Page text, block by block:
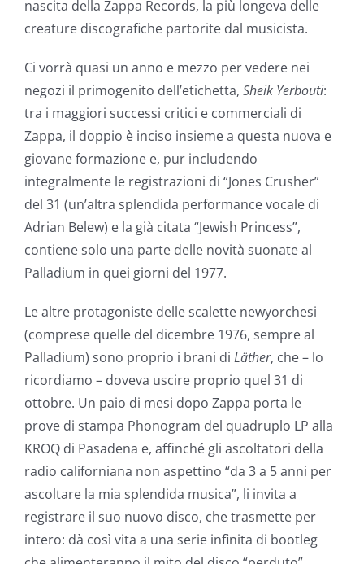
nascita della Zappa Records, la più longeva delle
creature discografiche partorite dal musicista.
Ci vorrà quasi un anno e mezzo per vedere nei
negozi il primogenito dell’etichetta, Sheik Yerbouti:
tra i maggiori successi critici e commerciali di
Zappa, il doppio è inciso insieme a questa nuova e
giovane formazione e, pur includendo
integralmente le registrazioni di “Jones Crusher”
del 31 (un’altra splendida performance vocale di
Adrian Belew) e la già citata “Jewish Princess”,
contiene solo una parte delle novità suonate al
Palladium in quei giorni del 1977.
Le altre protagoniste delle scalette newyorchesi
(comprese quelle del dicembre 1976, sempre al
Palladium) sono proprio i brani di Läther, che – lo
ricordiamo – doveva uscire proprio quel 31 di
ottobre. Un paio di mesi dopo Zappa porta le
prove di stampa Phonogram del quadruplo LP alla
KROQ di Pasadena e, affinché gli ascoltatori della
radio californiana non aspettino “da 3 a 5 anni per
ascoltare la mia splendida musica”, li invita a
registrare il suo nuovo disco, che trasmette per
intero: dà così vita a una serie infinita di bootleg